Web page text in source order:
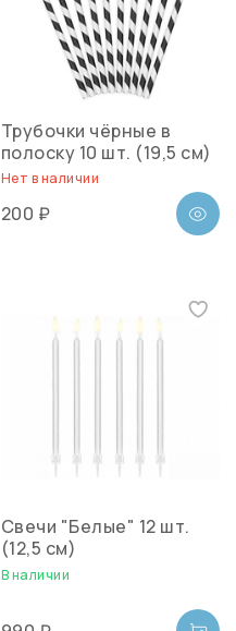
Трубочки чёрные в
полоску 10 шт. (19,5 см)
Нет в наличии
200 ₽
Свечи "Белые" 12 шт.
(12,5 см)
В наличии